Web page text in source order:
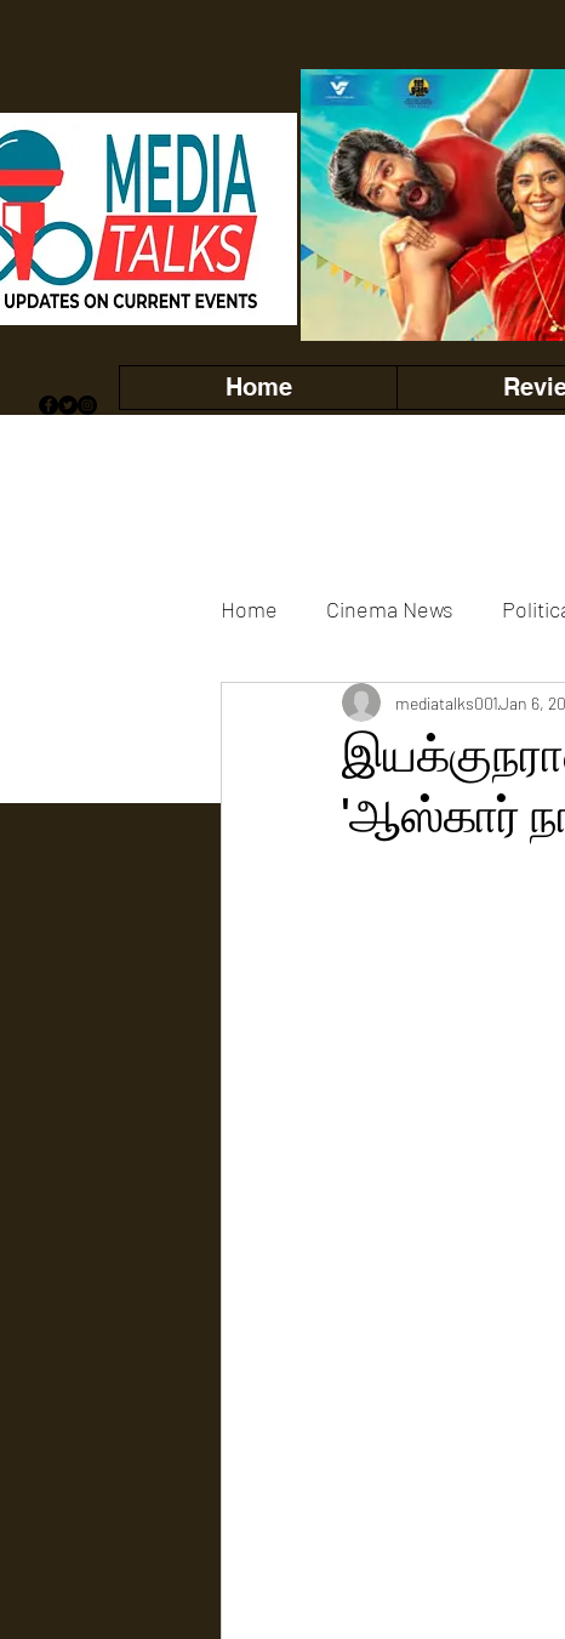
Home
Home Cinema News
Movies Gallery Actress
Tv news'ஆஸ்கார்
mediatalks001Jan 6,